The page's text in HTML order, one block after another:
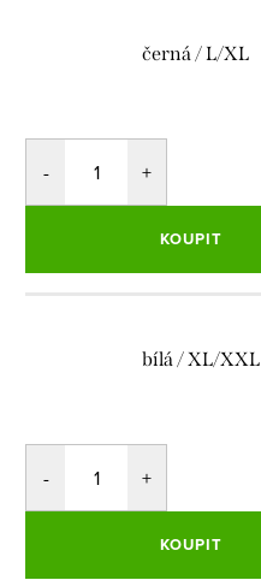
černá / L/XL
KOUPIT
bílá / XL/XXL
KOUPIT